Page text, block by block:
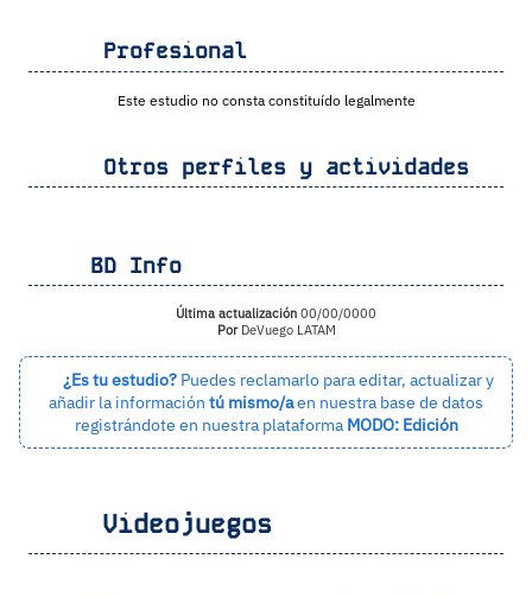
Profesional
Este estudio no consta constituído legalmente
Otros perfiles y actividades
BD Info
Última actualización 00/00/0000
PorDeVuego LATAM
¿Es tu estudio? Puedes reclamarlo para editar, actualizar y
añadir la información tú mismo/aen nuestra base de datos
registrándote en nuestra plataforma MODO: Edición
Videojuegos